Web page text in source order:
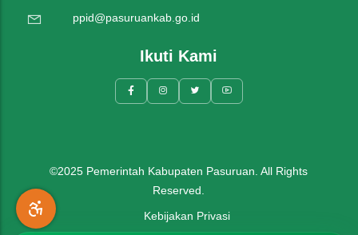
ppid@pasuruankab.go.id
Ikuti Kami
©2025 Pemerintah Kabupaten Pasuruan. All Rights
Reserved.
Kebijakan Privasi